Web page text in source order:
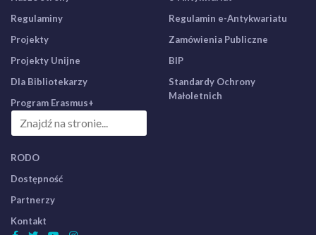
Regulaminy
Projekty
Projekty Unijne
Dla Bibliotekarzy
Program Erasmus+
Regulamin e-Antykwariatu
Zamówienia Publiczne
BIP
Standardy Ochrony
Małoletnich
RODO
Dostępność
Partnerzy
Kontakt